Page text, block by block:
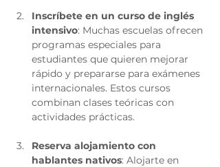
Inscríbete en un curso de inglés
intensivo: Muchas escuelas ofrecen
programas especiales para
estudiantes que quieren mejorar
rápido y prepararse para exámenes
internacionales. Estos cursos
combinan clases teóricas con
actividades prácticas.
Reserva alojamiento con
hablantes nativos: Alojarte en